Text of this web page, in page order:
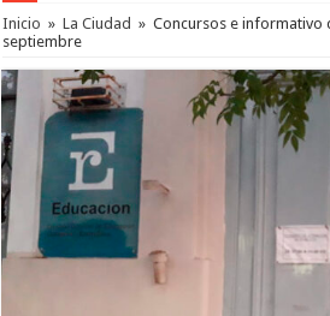
Inicio » La Ciudad » Concursos e informativo
septiembre